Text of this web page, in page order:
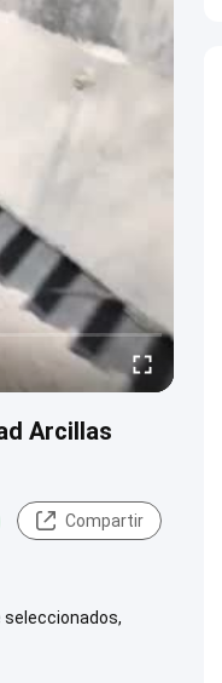
Arcillas
Compartir